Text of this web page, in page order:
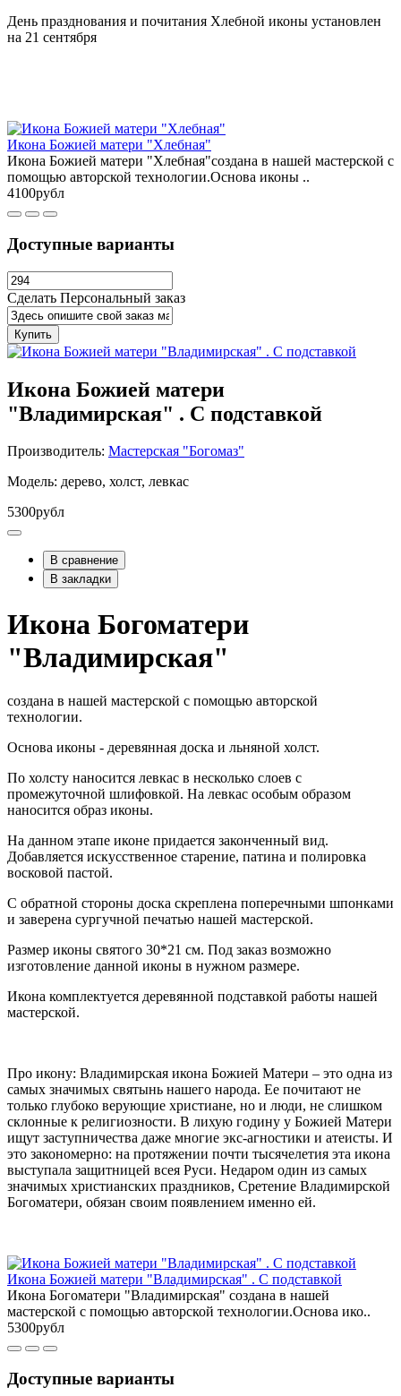
День празднования и почитания Хлебной иконы установлен
на 21 сентября
Икона Божией матери "Хлебная"
Икона Божией матери "Хлебная"создана в нашей мастерской с
помощью авторской технологии.Основа иконы ..
4100рубл
Доступные варианты
Сделать Персональный заказ
Купить
Икона Божией матери
"Владимирская" . С подставкой
Производитель: Мастерская "Богомаз"
Модель: дерево, холст, левкас
5300рубл
В сравнение
В закладки
Икона Богоматери
"Владимирская"
создана в нашей мастерской с помощью авторской
технологии.
Основа иконы - деревянная доска и льняной холст.
По холсту наносится левкас в несколько слоев с
промежуточной шлифовкой. На левкас особым образом
наносится образ иконы.
На данном этапе иконе придается законченный вид.
Добавляется искусственное старение, патина и полировка
восковой пастой.
С обратной стороны доска скреплена поперечными шпонками
и заверена сургучной печатью нашей мастерской.
Размер иконы святого 30*21 см. Под заказ возможно
изготовление данной иконы в нужном размере.
Икона комплектуется деревянной подставкой работы нашей
мастерской.
Про икону: Владимирская икона Божией Матери – это одна из
самых значимых святынь нашего народа. Ее почитают не
только глубоко верующие христиане, но и люди, не слишком
склонные к религиозности. В лихую годину у Божией Матери
ищут заступничества даже многие экс-агностики и атеисты. И
это закономерно: на протяжении почти тысячелетия эта икона
выступала защитницей всея Руси. Недаром один из самых
значимых христианских праздников, Сретение Владимирской
Богоматери, обязан своим появлением именно ей.
Икона Божией матери "Владимирская" . С подставкой
Икона Богоматери "Владимирская" создана в нашей
мастерской с помощью авторской технологии.Основа ико..
5300рубл
Доступные варианты